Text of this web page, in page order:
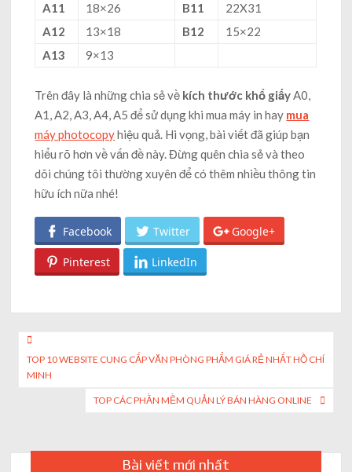
A11
18×26 B11
22X31
A12
13×18 B12
15×22
A13
9×13
Trên đây là những chia sẻ về kích thước khổ giấyA0,
A1, A2, A3, A4, A5 để sử dụng khi mua máy in hay mua
máy photocopyhiệu quả. Hi vọng, bài viết đã giúp bạn
hiểu rõ hơn về vấn đề này. Đừng quên chia sẻ và theo
dõi chúng tôi thường xuyên để có thêm nhiều thông tin
hữu ích nữa nhé!
Facebook Twitter Google+
Pinterest LinkedIn
Post
navigation
TOP 10 WEBSITE CUNG CẤP VĂN PHÒNG PHẨM GIÁ RẺ NHẤT HỒ CHÍ
MINH
TOP CÁC PHẦN MỀM QUẢN LÝ BÁN HÀNG ONLINE
Bài viết mới nhất